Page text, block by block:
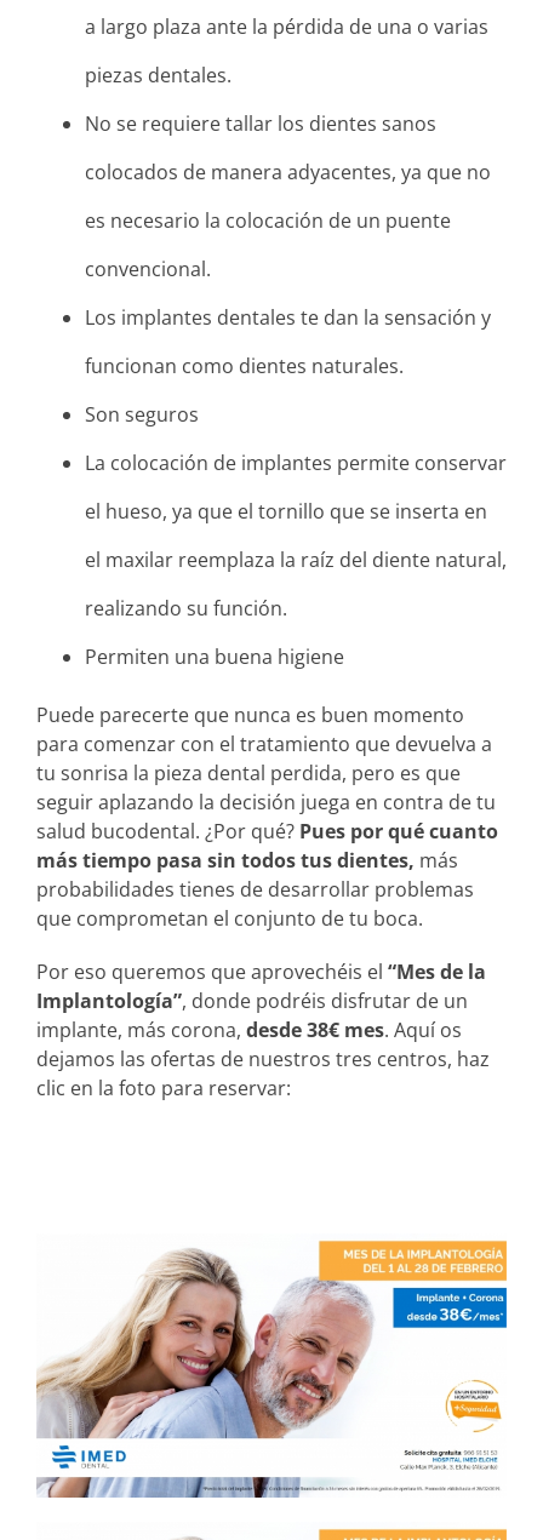
a largo plaza ante la pérdida de una o varias
piezas dentales.
No se requiere tallar los dientes sanos
colocados de manera adyacentes, ya que no
es necesario la colocación de un puente
convencional.
Los implantes dentales te dan la sensación y
funcionan como dientes naturales.
Son seguros
La colocación de implantes permite conservar
el hueso, ya que el tornillo que se inserta en
el maxilar reemplaza la raíz del diente natural,
realizando su función.
Permiten una buena higiene
Puede parecerte que nunca es buen momento
para comenzar con el tratamiento que devuelva a
tu sonrisa la pieza dental perdida, pero es que
seguir aplazando la decisión juega en contra de tu
salud bucodental. ¿Por qué? Pues por qué cuanto
más tiempo pasa sin todos tus dientes, más
probabilidades tienes de desarrollar problemas
que comprometan el conjunto de tu boca.
Por eso queremos que aprovechéis el “Mes de la
Implantología”, donde podréis disfrutar de un
implante, más corona, desde 38€ mes. Aquí os
dejamos las ofertas de nuestros tres centros, haz
clic en la foto para reservar: